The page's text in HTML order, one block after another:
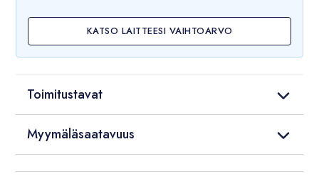
KATSO LAITTEESI VAIHTOARVO
Toimitustavat
Myymäläsaatavuus